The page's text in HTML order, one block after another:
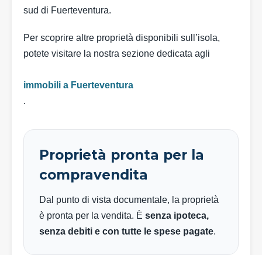
sud di Fuerteventura.
Per scoprire altre proprietà disponibili sull’isola,
potete visitare la nostra sezione dedicata agli
immobili a Fuerteventura
.
Proprietà pronta per la
compravendita
Dal punto di vista documentale, la proprietà
è pronta per la vendita. È senza ipoteca,
senza debiti e con tutte le spese pagate.